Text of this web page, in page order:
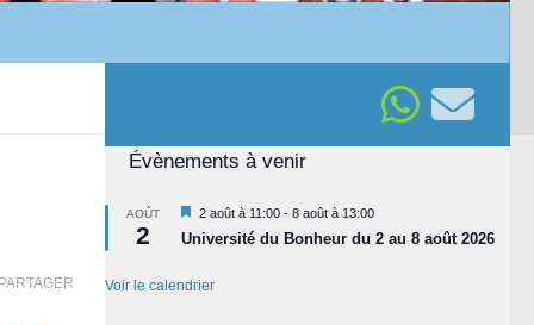
Évènements à venir
AOÛT
2
Mis
en
avant
2 août à 11:00 - 8 août à 13:00
Université du Bonheur du 2 au 8 août 2026
Voir le calendrier